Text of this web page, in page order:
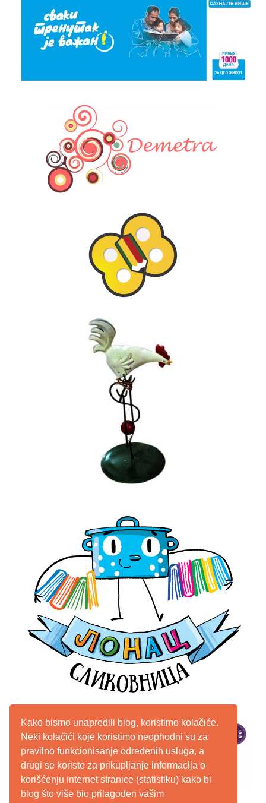
Kako bismo unapredili blog, koristimo kolačiće.
Neki kolačići koje koristimo neophodni su za
pravilno funkcionisanje određenih usluga, a
drugi se koriste za prikupljanje informacija o
korišćenju internet stranice (statistiku) kako bi
blog što više bio prilagođen vašim